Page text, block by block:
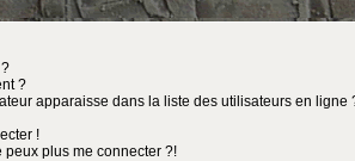
?
apparaisse dans la liste des utilisateurs en ligne
!
plus me connecter ?!